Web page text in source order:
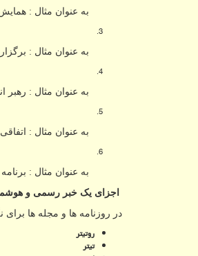
به عنوان مثال :
به عنوان مثال :
به عنوان مثال : رهبر
به عنوان مثال :
به عنوان مثال : برنامه واگذاری 6 معدن به بخش خصوصی برای
اجزای یک خبر رسمی و
در روزنامه ها و مجله ها برای
روتیتر
تیتر